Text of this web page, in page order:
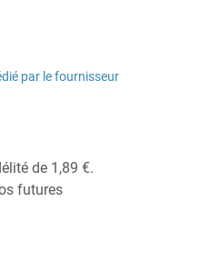
par le fournisseur
de 1,89 €.
futures